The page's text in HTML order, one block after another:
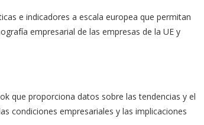
e indicadores a escala europea que permitan
empresarial de las empresas de la UE y
que proporciona datos sobre las tendencias y el
condiciones empresariales y las implicaciones